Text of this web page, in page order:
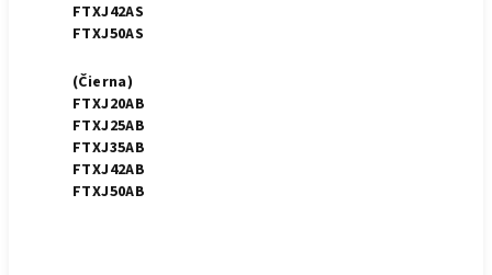
FTXJ42AS
FTXJ50AS
(Čierna)
FTXJ20AB
FTXJ25AB
FTXJ35AB
FTXJ42AB
FTXJ50AB